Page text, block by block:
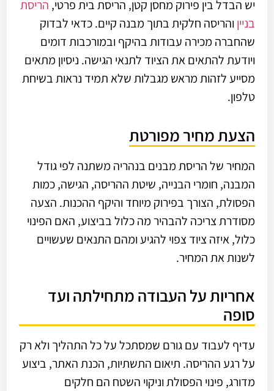
יש הבדל בין פירוק מחסן קטן, הריסת בית פרטי, הריסת
בנייןוהריסה חלקית בתוך מבנה קיים. כדאי לבדוק
שהחברה מכירה עבודות בהיקף ובמורכבות דומים
ויודעת להתאים את הציוד לתנאי הגישה. ניסיון מתאים
מסייע לזהות מראש מגבלות שלא תמיד נראות בשיחת
טלפון.
הצעת מחיר מפורטת
המחיר של הריסת מבנים בנהריה משתנה לפי גודל
המבנה, חומרי הבנייה, שיטת ההריסה, הגישה, כמות
הפסולת, הצורך בפירוק מיוחד והיקף ההכנות. הצעה
מסודרת צריכה להבהיר מה כלול בביצוע, האם הפינוי
כלול, איזה ציוד צפוי להגיע ומהם התנאים שעשויים
לשנות את המחיר.
אחריות על העבודה מתחילתה ועד
סופה
עדיף לעבוד עם גורם שמסתכל על כל התהליך ולא רק
על רגע ההריסה. תיאום התשתיות, הכנת האתר, ביצוע
מדורג, פינוי הפסולת וניקוי השטח הם חלקים